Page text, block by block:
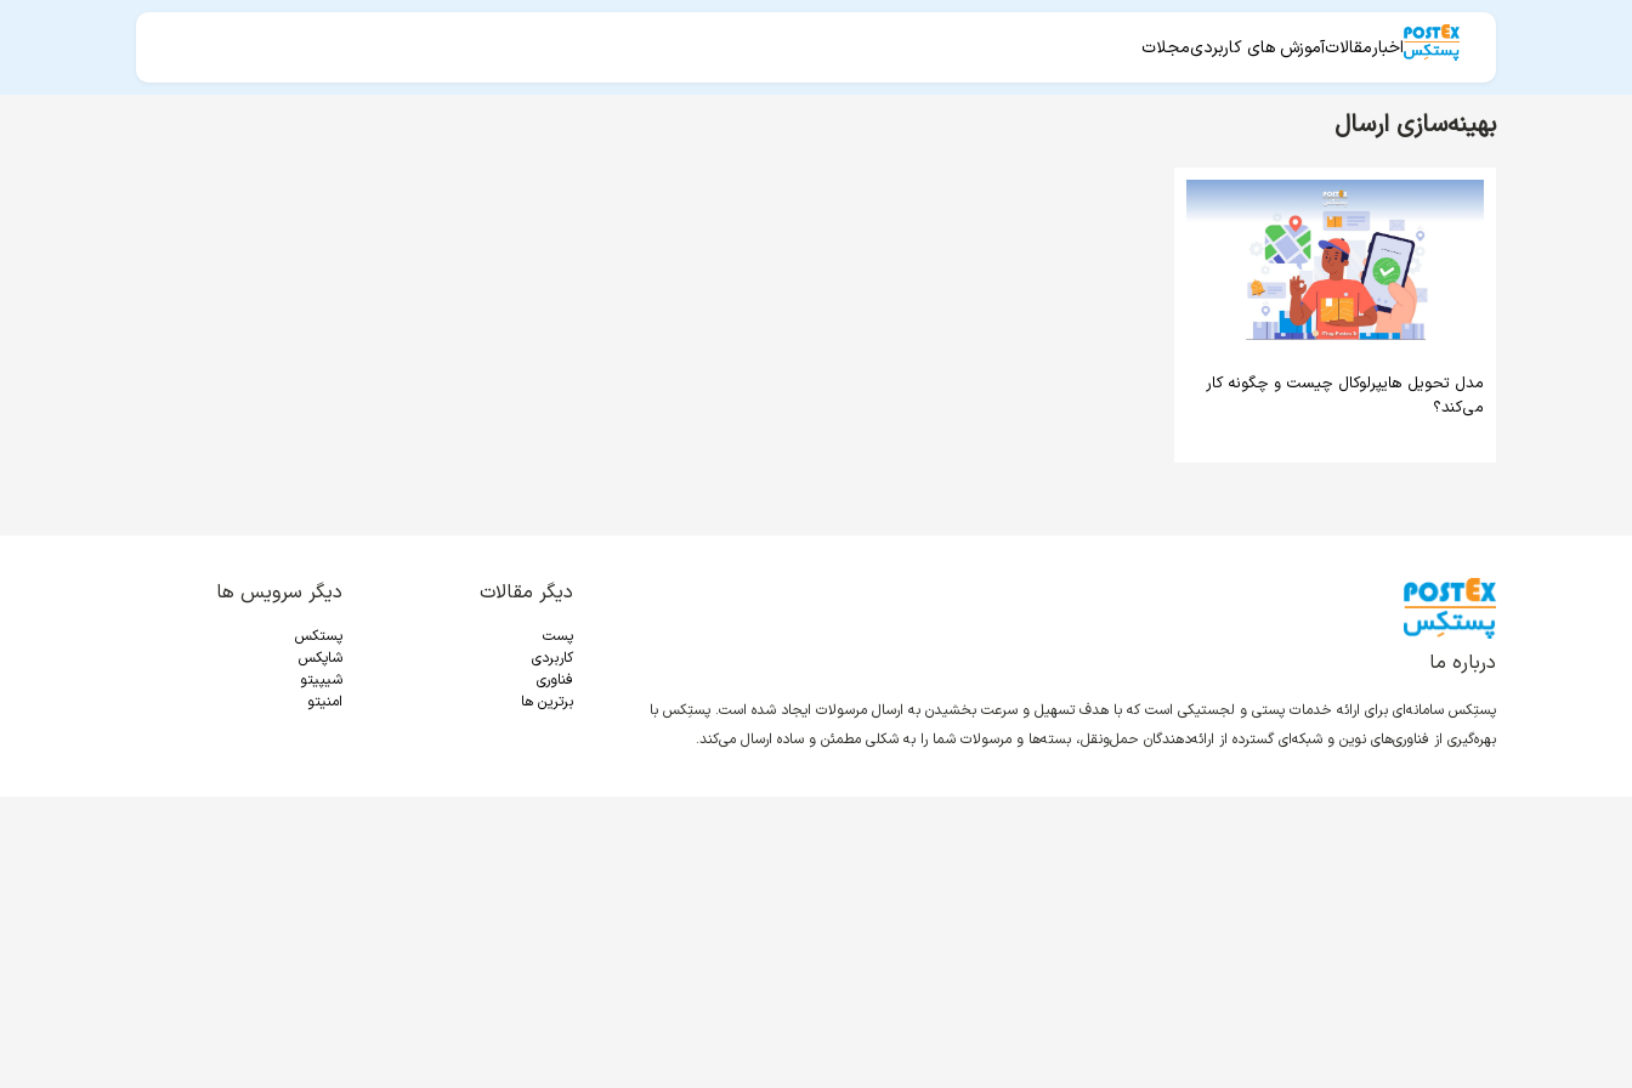
اخبارمقالاتآموزش های کاربردیمجلات
بهینه‌سازی ارسال
مدل تحویل هایپرلوکال چیست و چگونه کار
می‌کند؟
درباره ما
پستِکس سامانه‌ای برای ارائه خدمات پستی و لجستیکی است که با هدف تسهیل و سرعت بخشیدن به ارسال مرسولات ایجاد شده است. پستِکس با
بهره‌گیری از فناوری‌های نوین و شبکه‌ای گسترده از ارائه‌دهندگان حمل‌ونقل، بسته‌ها و مرسولات شما را به شکلی مطمئن و ساده ارسال می‌کند.
دیگر مقالات
پست
کاربردی
فناوری
برترین ها
دیگر سرویس ها
پستکس
شاپکس
شیپیتو
امنیتو